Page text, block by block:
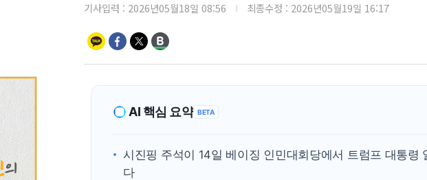
李 대통령
트럼프, 中
[사진] 빈살
기사입력 : 2026년05월18일 08:56 최종수정 : 2026년05월19일 16:17
AI 핵심 요약 BETA
시진핑 주석이 14일 베이징 인민대회당에서 트럼프 대통령
다